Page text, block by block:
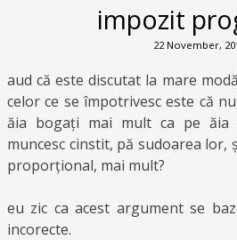
impozit
22 November,
aud că este discutat la mare
celor ce se împotrivesc este că
ăia bogați mai mult ca pe ăia
muncesc cinstit, pă sudoarea lor,
proporțional, mai mult?
eu zic ca acest argument se
incorecte.